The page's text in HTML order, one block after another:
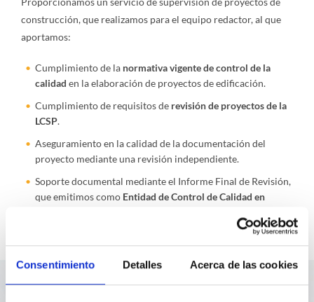
Consentimiento Detalles Acerca de las cookies
construcción, que realizamos para el equipo redactor, al que
aportamos:
Cumplimiento de la normativa vigente de control de la
calidad en la elaboración de proyectos de edificación.
Cumplimiento de requisitos de revisión de proyectos de la
LCSP.
Aseguramiento en la calidad de la documentación del
proyecto mediante una revisión independiente.
Soporte documental mediante el Informe Final de Revisión,
que emitimos como Entidad de Control de Calidad en
Servicios destacados en